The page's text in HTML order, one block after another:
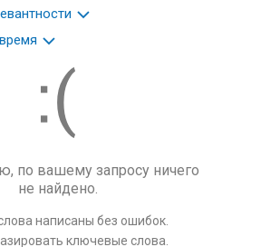
по вашему запросу ничего
не найдено.
написаны без ошибок.
ключевые слова.